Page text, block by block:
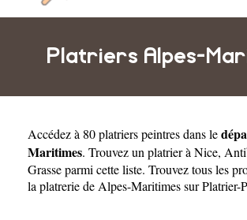
Platriers Alpes-
Accédez à 80 platriers peintres dans le
Maritimes. Trouvez un platrier à Nice,
Grasseparmi cette liste. Trouvez tous les
la platrerie de Alpes-Maritimes sur Platrier-